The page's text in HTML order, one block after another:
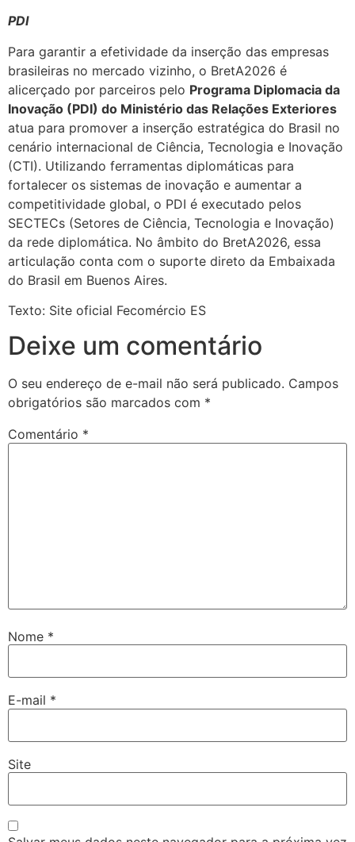
PDI
Para garantir a efetividade da inserção das empresas
brasileiras no mercado vizinho, o BretA2026 é
alicerçado por parceiros pelo Programa Diplomacia da
Inovação (PDI) do Ministério das Relações Exteriores
atua para promover a inserção estratégica do Brasil no
cenário internacional de Ciência, Tecnologia e Inovação
(CTI). Utilizando ferramentas diplomáticas para
fortalecer os sistemas de inovação e aumentar a
competitividade global, o PDI é executado pelos
SECTECs (Setores de Ciência, Tecnologia e Inovação)
da rede diplomática. No âmbito do BretA2026, essa
articulação conta com o suporte direto da Embaixada
do Brasil em Buenos Aires.
Texto: Site oficial Fecomércio ES
Deixe um comentário
O seu endereço de e-mail não será publicado. Campos
obrigatórios são marcados com *
Comentário *
Nome *
E-mail *
Site